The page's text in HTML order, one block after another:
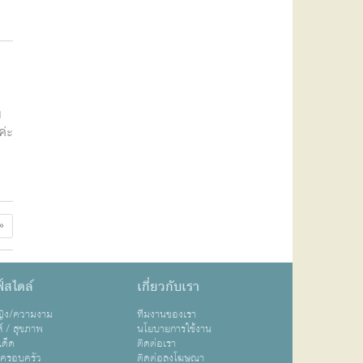
ะ
ไตล์
/ความงาม
/ สุขภาพ
ด็ด
รอบครัว
เกี่ยวกับเรา
ทีมงานของเรา
นโยบายการใช้งาน
ติดต่อเรา
ติดต่อลงโฆษณา